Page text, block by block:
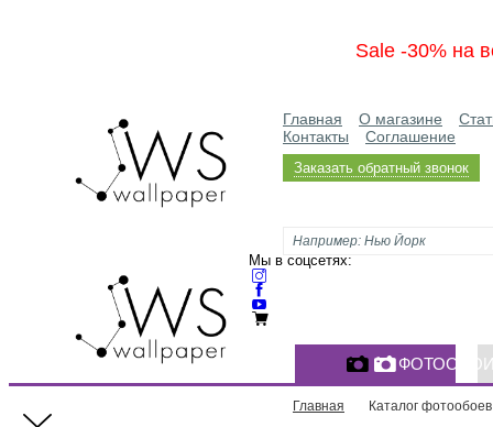
Sale -30% на
Главная О магазине
Контакты
Соглашение
Заказать обратный звонок
Мы в соцсетях:
Главная Каталог фотообоев